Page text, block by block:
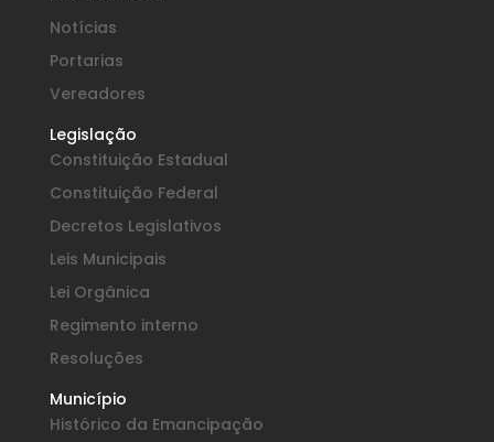
Notícias
Portarias
Vereadores
Legislação
Constituição Estadual
Constituição Federal
Decretos Legislativos
Leis Municipais
Lei Orgânica
Regimento interno
Resoluções
Município
Histórico da Emancipação